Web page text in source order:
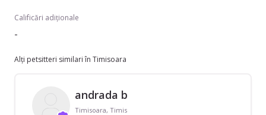
Calificări adiționale
-
Alți petsitteri similari în Timisoara
andrada b
Timisoara, Timis